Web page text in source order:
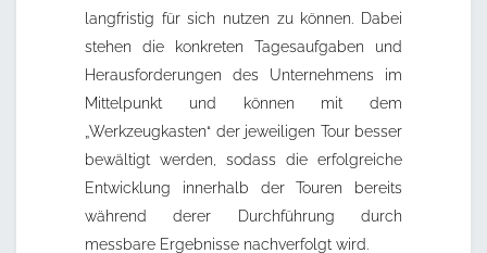
langfristig für sich nutzen zu können. Dabei
stehen die konkreten Tagesaufgaben und
Herausforderungen des Unternehmens im
Mittelpunkt und können mit dem
„Werkzeugkasten“ der jeweiligen Tour besser
bewältigt werden, sodass die erfolgreiche
Entwicklung innerhalb der Touren bereits
während derer Durchführung durch
messbare Ergebnisse nachverfolgt wird.